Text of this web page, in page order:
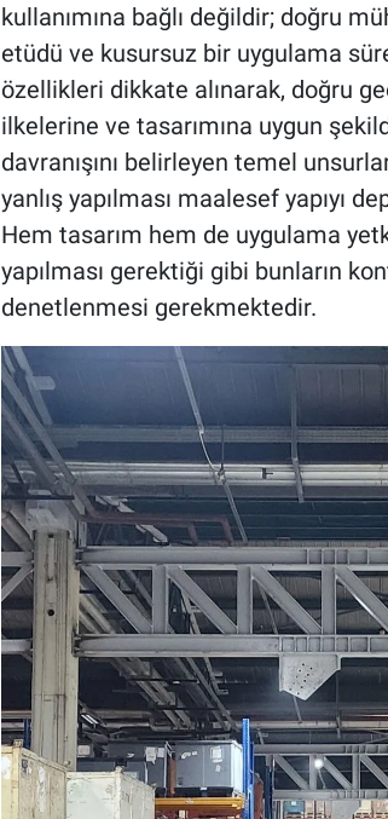
kullanımına bağlı değildir; doğru
etüdü ve kusursuz bir uygulama
özellikleri dikkate alınarak, doğru
ilkelerine ve tasarımına uygun
davranışını belirleyen temel
yanlış yapılması maalesef yapıyı
Hem tasarım hem de uygulama
yapılması gerektiği gibi bunların
denetlenmesi gerekmektedir.